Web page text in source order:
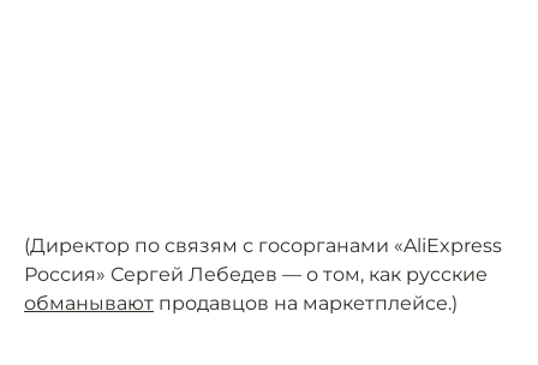
(Директор по связям с госорганами «AliExpress
Россия» Сергей Лебедев — о том, как русские
обманывают продавцов на маркетплейсе.)